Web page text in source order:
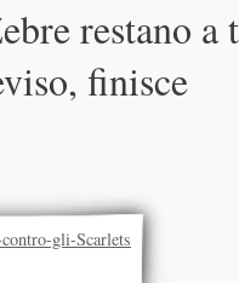
restano a
finisce